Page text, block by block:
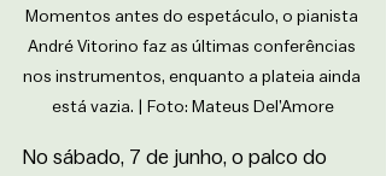
Momentos antes do espetáculo, o pianista
André Vitorino faz as últimas conferências
nos instrumentos, enquanto a plateia ainda
está vazia. |
Foto: Mateus Del’Amore
No sábado, 7 de junho, o palco do